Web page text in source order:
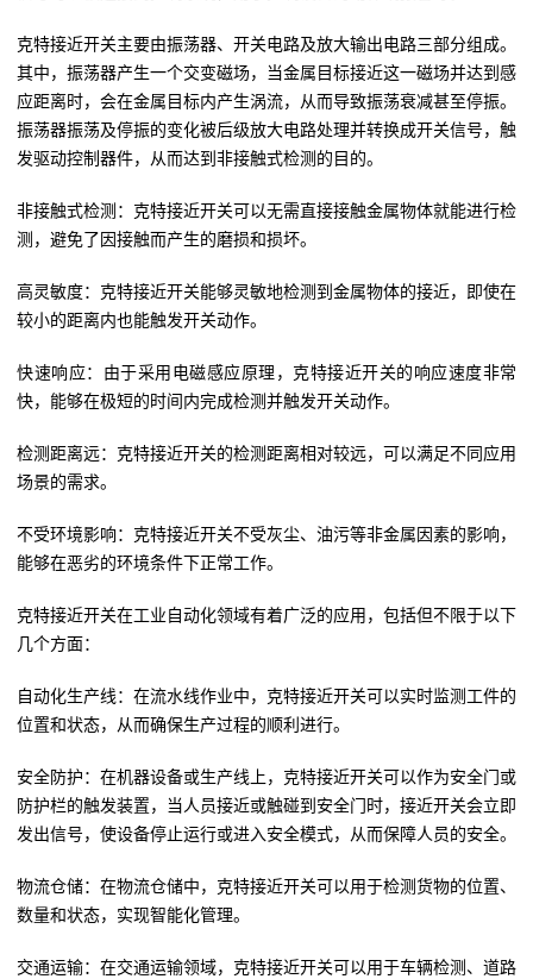
克特接近开关主要由振荡器、开关电路及放大输出电路三部分组成。
其中，振荡器产生一个交变磁场，当金属目标接近这一磁场并达到感
应距离时，会在金属目标内产生涡流，从而导致振荡衰减甚至停振。
振荡器振荡及停振的变化被后级放大电路处理并转换成开关信号，触
发驱动控制器件，从而达到非接触式检测的目的。
非接触式检测：克特接近开关可以无需直接接触金属物体就能进行检
测，避免了因接触而产生的磨损和损坏。
高灵敏度：克特接近开关能够灵敏地检测到金属物体的接近，即使在
较小的距离内也能触发开关动作。
快速响应：由于采用电磁感应原理，克特接近开关的响应速度非常
快，能够在极短的时间内完成检测并触发开关动作。
检测距离远：克特接近开关的检测距离相对较远，可以满足不同应用
场景的需求。
不受环境影响：克特接近开关不受灰尘、油污等非金属因素的影响，
能够在恶劣的环境条件下正常工作。
克特接近开关在工业自动化领域有着广泛的应用，包括但不限于以下
几个方面：
自动化生产线：在流水线作业中，克特接近开关可以实时监测工件的
位置和状态，从而确保生产过程的顺利进行。
安全防护：在机器设备或生产线上，克特接近开关可以作为安全门或
防护栏的触发装置，当人员接近或触碰到安全门时，接近开关会立即
发出信号，使设备停止运行或进入安全模式，从而保障人员的安全。
物流仓储：在物流仓储中，克特接近开关可以用于检测货物的位置、
数量和状态，实现智能化管理。
交通运输：在交通运输领域，克特接近开关可以用于车辆检测、道路